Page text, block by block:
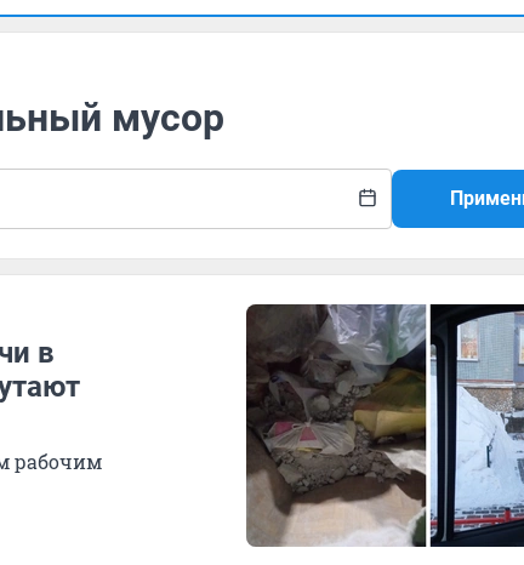
мусор
в
рабочим